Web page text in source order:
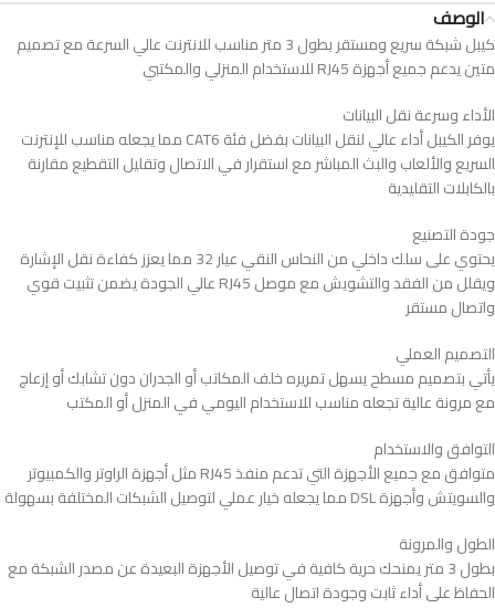
الوصف
كيبل شبكة سريع ومستقر بطول 3 متر مناسب للانترنت عالي السرعة مع تصميم
متين يدعم جميع أجهزة RJ45 للاستخدام المنزلي والمكتبي
الأداء وسرعة نقل البيانات
يوفر الكيبل أداء عالي لنقل البيانات بفضل فئة CAT6 مما يجعله مناسب للإنترنت
السريع والألعاب والبث المباشر مع استقرار في الاتصال وتقليل التقطيع مقارنة
بالكابلات التقليدية
جودة التصنيع
يحتوي على سلك داخلي من النحاس النقي عيار 32 مما يعزز كفاءة نقل الإشارة
ويقلل من الفقد والتشويش مع موصل RJ45 عالي الجودة يضمن تثبيت قوي
واتصال مستقر
التصميم العملي
يأتي بتصميم مسطح يسهل تمريره خلف المكاتب أو الجدران دون تشابك أو إزعاج
مع مرونة عالية تجعله مناسب للاستخدام اليومي في المنزل أو المكتب
التوافق والاستخدام
متوافق مع جميع الأجهزة التي تدعم منفذ RJ45 مثل أجهزة الراوتر والكمبيوتر
والسويتش وأجهزة DSL مما يجعله خيار عملي لتوصيل الشبكات المختلفة بسهولة
الطول والمرونة
بطول 3 متر يمنحك حرية كافية في توصيل الأجهزة البعيدة عن مصدر الشبكة مع
الحفاظ على أداء ثابت وجودة اتصال عالية